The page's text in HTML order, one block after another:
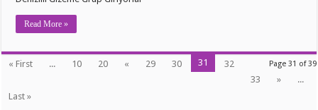
Read More »
Page 31 of 39
« First ... 10 20 « 29 30 31
32
33
»
...
Last »